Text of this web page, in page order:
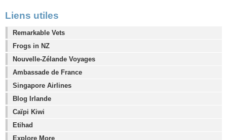
Liens utiles
Remarkable Vets
Frogs in NZ
Nouvelle-Zélande Voyages
Ambassade de France
Singapore Airlines
Blog Irlande
Caïpi Kiwi
Etihad
Explore More